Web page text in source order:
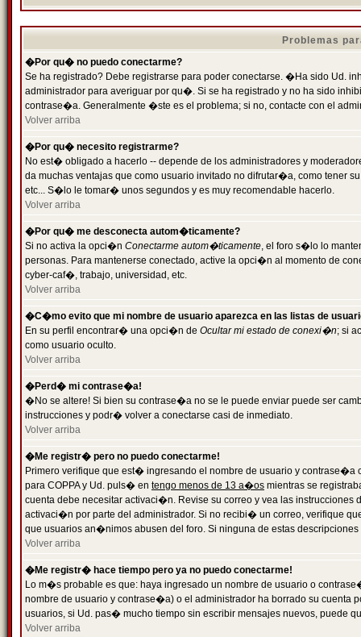
Problemas
�Por qu� no puedo conectarme?
Se ha registrado? Debe registrarse para poder conectarse. �Ha sido Ud.
administrador para averiguar por qu�. Si se ha registrado y no ha sido
contrase�a. Generalmente �ste es el problema; si no, contacte con el
Volver arriba
�Por qu� necesito registrarme?
No est� obligado a hacerlo -- depende de los administradores y
da muchas ventajas que como usuario invitado no difrutar�a, como tener
etc... S�lo le tomar� unos segundos y es muy recomendable hacerlo.
Volver arriba
�Por qu� me desconecta autom�ticamente?
Si no activa la opci�n Conectarme autom�ticamente, el foro s�lo lo
personas. Para mantenerse conectado, active la opci�n al momento de
cyber-caf�, trabajo, universidad, etc.
Volver arriba
�C�mo evito que mi nombre de usuario aparezca en las listas de
En su perfil encontrar� una opci�n de Ocultar mi estado de conexi�n; si
como usuario oculto.
Volver arriba
�Perd� mi contrase�a!
�No se altere! Si bien su contrase�a no se le puede enviar puede ser
instrucciones y podr� volver a conectarse casi de inmediato.
Volver arriba
�Me registr� pero no puedo conectarme!
Primero verifique que est� ingresando el nombre de usuario y
para COPPA y Ud. puls� en tengo menos de 13 a�os mientras se
cuenta debe necesitar activaci�n. Revise su correo y vea las
activaci�n por parte del administrador. Si no recibi� un correo, verifique
que usuarios an�nimos abusen del foro. Si ninguna de estas
Volver arriba
�Me registr� hace tiempo pero ya no puedo conectarme!
Lo m�s probable es que: haya ingresado un nombre de usuario o
nombre de usuario y contrase�a) o el administrador ha borrado su
usuarios, si Ud. pas� mucho tiempo sin escribir mensajes nuevos, puede
Volver arriba